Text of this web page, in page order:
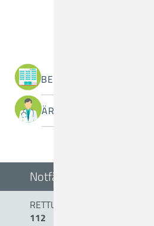
BEREICHE / ABTEILUNGEN
ÄRZTINNEN / ÄRZTE
Notfälle
RETTUNGSDIENST/NOTARZT
112